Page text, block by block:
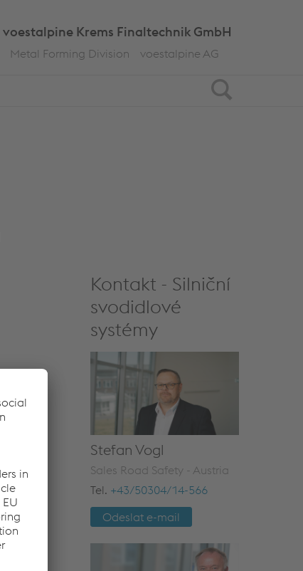
Search
voestalpine Krems Finaltechnik GmbH
Metal Forming Division voestalpine AG
Kontakt - Silniční
svodidlové
systémy
Stefan Vogl
Sales Road Safety - Austria
Tel. +43/50304/14-566
Odeslat e-mail